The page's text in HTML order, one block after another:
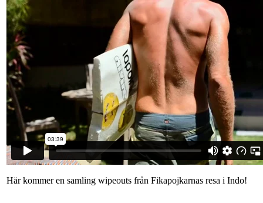
Här kommer en samling wipeouts från Fikapojkarnas resa i Indo!